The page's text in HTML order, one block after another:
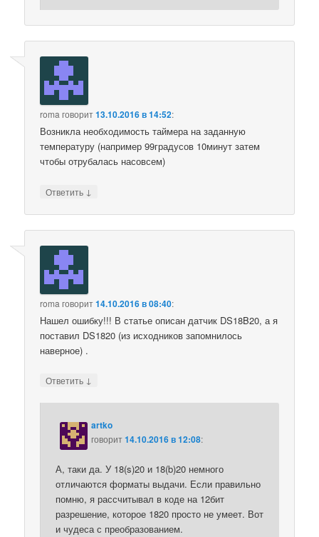
romaговорит13.10.2016 в 14:52:
Возникла необходимость таймера на заданную
температуру (например 99градусов 10минут затем
чтобы отрубалась насовсем)
Ответить ↓
roma говорит14.10.2016 в 08:40:
Нашел ошибку!!! В статье описан датчик DS18B20, а я
поставил DS1820 (из исходников запомнилось
наверное) .
Ответить ↓
artko
говорит14.10.2016 в 12:08:
А, таки да. У 18(s)20 и 18(b)20 немного
отличаются форматы выдачи. Если правильно
помню, я рассчитывал в коде на 12бит
разрешение, которое 1820 просто не умеет. Вот
и чудеса с преобразованием.